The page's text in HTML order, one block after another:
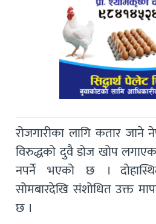
रोजगारीका लागि कतार जाने
विरुद्धको दुवै डोज खोप
नपर्ने भएको छ ।
सोमबारदेखि संशोधित उक्त
छ ।